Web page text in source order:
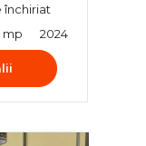
închiriat
mp 2024